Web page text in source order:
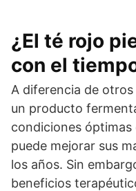
¿El té rojo
con el
A diferencia de
un producto
condiciones
puede mejorar sus
los años. Sin
beneficios